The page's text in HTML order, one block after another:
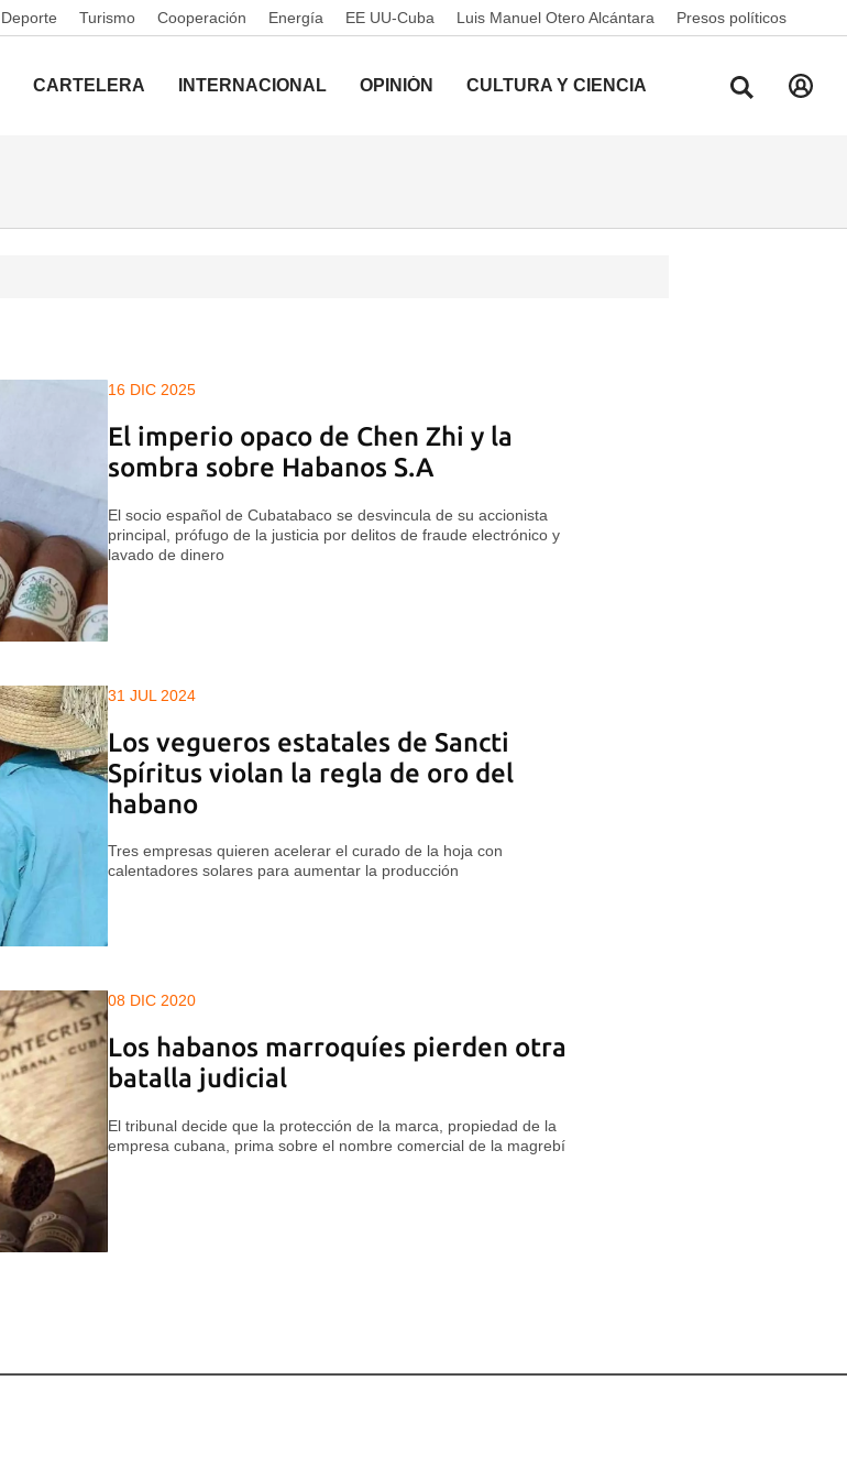
Deporte Turismo Cooperación Energía EE UU-Cuba Luis Manuel Otero Alcántara Presos políticos
CARTELERA INTERNACIONAL OPINIÓN CULTURA Y CIENCIA
16 DIC 2025
El imperio opaco de Chen Zhi y la
sombra sobre Habanos S.A
El socio español de Cubatabaco se desvincula de su accionista
principal, prófugo de la justicia por delitos de fraude electrónico y
lavado de dinero
31 JUL 2024
Los vegueros estatales de Sancti
Spíritus violan la regla de oro del
habano
Tres empresas quieren acelerar el curado de la hoja con
calentadores solares para aumentar la producción
08 DIC 2020
Los habanos marroquíes pierden otra
batalla judicial
El tribunal decide que la protección de la marca, propiedad de la
empresa cubana, prima sobre el nombre comercial de la magrebí